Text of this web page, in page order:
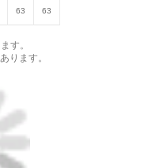
63 63
す。
ります。